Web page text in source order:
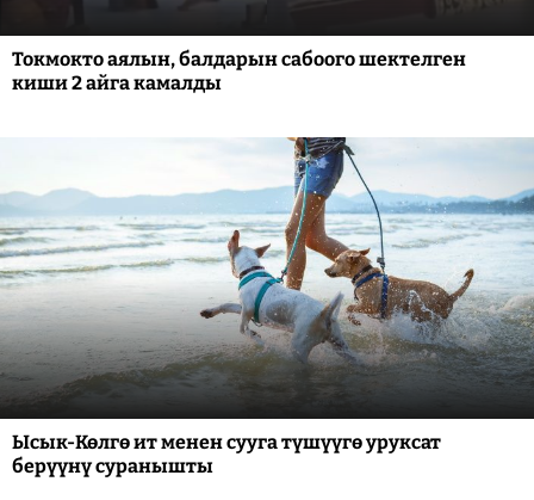
Токмокто аялын, балдарын сабоого шектелген
киши 2 айга камалды
Ысык-Көлгө ит менен сууга түшүүгө уруксат
берүүнү суранышты